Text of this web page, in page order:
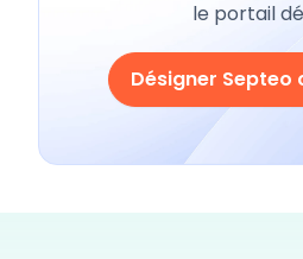
le portail
Désigner Septeo